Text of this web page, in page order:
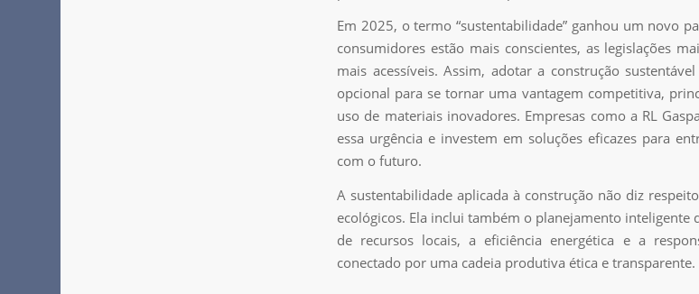
Em 2025, o termo “sustentabilidade” ganhou um novo
consumidores estão mais conscientes, as legislações
mais acessíveis. Assim, adotar a construção
opcional para se tornar uma vantagem competitiva,
uso de materiais inovadores. Empresas como a RL
essa urgência e investem em soluções eficazes para
com o futuro.
A sustentabilidade aplicada à construção não diz
ecológicos. Ela inclui também o planejamento
de recursos locais, a eficiência energética e a
conectado por uma cadeia produtiva ética e transparente.